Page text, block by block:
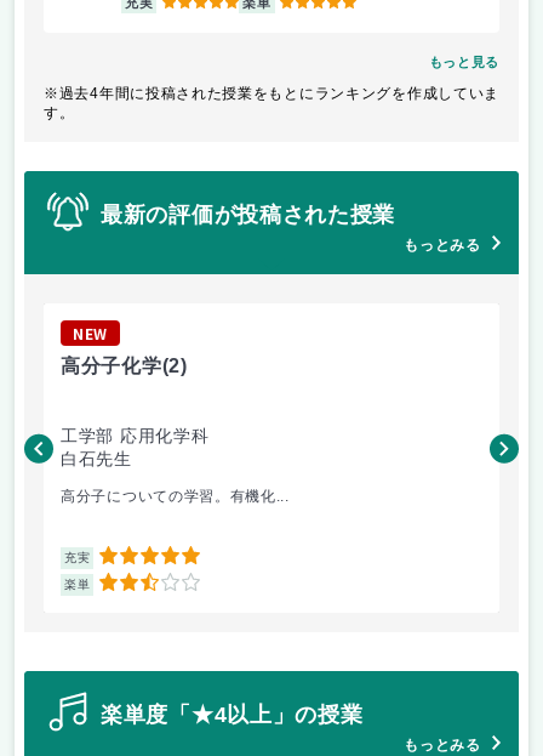
もっと見る
※過去4年間に投稿された授業をもとにランキングを作成していま
す。
最新の評価が投稿された授業
もっとみる
NEW
高分子化学(2)
工学部 応用化学科
白石先生
高分子についての学習。有機化...
充実 5
楽単 2.5
浅
楽単度「★4以上」の授業
もっとみる